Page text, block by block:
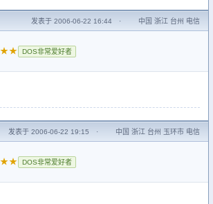
发表于 2006-06-22 16:44 · 中国 浙江 台州 电信
DOS非常爱好者
发表于 2006-06-22 19:15 · 中国 浙江 台州 玉环市 电信
DOS非常爱好者